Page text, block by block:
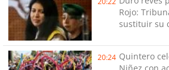
Rojo:
sustituir su
20:24 Quintero